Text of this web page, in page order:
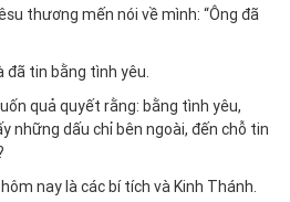
thương mến nói về mình: “Ông đã
đã tin bằng tình yêu.
quả quyết rằng: bằng tình yêu,
những dấu chỉ bên ngoài, đến chỗ tin
nay là các bí tích và Kinh Thánh.